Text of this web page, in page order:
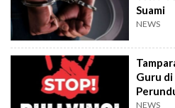
Suami
NEWS
Guru di
NEWS